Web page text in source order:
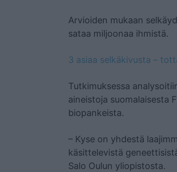
Arvioiden mukaan
sataa miljoonaa ihmistä.
3 asiaa selkäkivusta –
Tutkimuksessa
aineistoja suomalaisesta
biopankeista.
– Kyse on yhdestä
käsittelevistä
Salo Oulun yliopistosta.